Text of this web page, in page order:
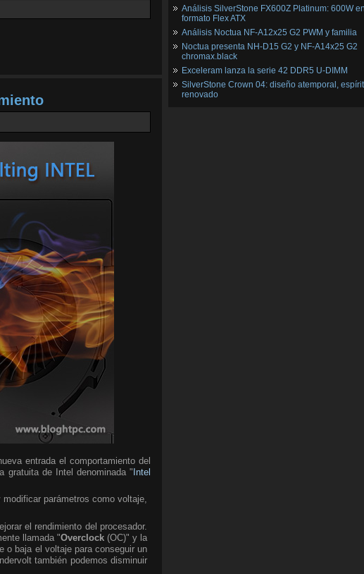
entrada el comportamiento del
gratuita de Intel denominada "Intel
parámetros como voltaje,
el rendimiento del procesador.
llamada "Overclock (OC)" y la
o baja el voltaje para conseguir un
también podemos disminuir
Análisis SilverStone FX600Z Platinum: 600W
formato Flex ATX
Análisis Noctua NF-A12x25 G2 PWM y familia
Noctua presenta NH-D15 G2 y NF-A14x25 G2
chromax.black
Exceleram lanza la serie 42 DDR5 U-DIMM
SilverStone Crown 04: diseño atemporal,
renovado